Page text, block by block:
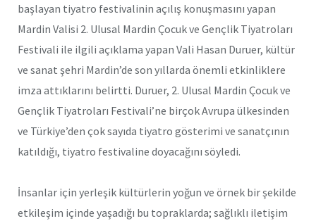
başlayan tiyatro festivalinin açılış konuşmasını yapan
Mardin Valisi 2. Ulusal Mardin Çocuk ve Gençlik Tiyatroları
Festivali ile ilgili açıklama yapan Vali Hasan Duruer, kültür
ve sanat şehri Mardin’de son yıllarda önemli etkinliklere
imza attıklarını belirtti. Duruer, 2. Ulusal Mardin Çocuk ve
Gençlik Tiyatroları Festivali’ne birçok Avrupa ülkesinden
ve Türkiye’den çok sayıda tiyatro gösterimi ve sanatçının
katıldığı, tiyatro festivaline doyacağını söyledi.
İnsanlar için yerleşik kültürlerin yoğun ve örnek bir şekilde
etkileşim içinde yaşadığı bu topraklarda; sağlıklı iletişim